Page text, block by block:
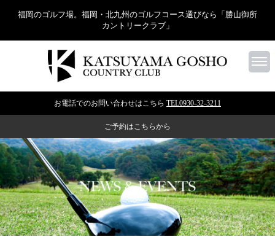
福岡のゴルフ場。福岡・北九州のゴルフコース選びなら「勝山御所
カントリークラブ」
お電話でのお問い合わせはこちら TEL0930-32-3211
ご予約はこちらから